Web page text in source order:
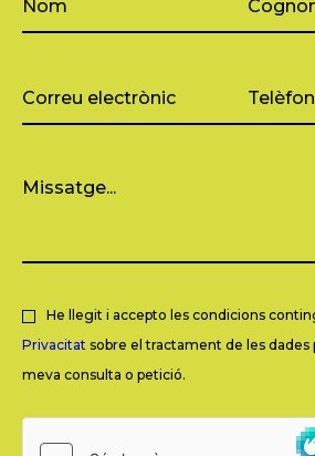
He llegit i accepto les condicions
Privacitat sobre el tractament de les dades
meva consulta o petició.